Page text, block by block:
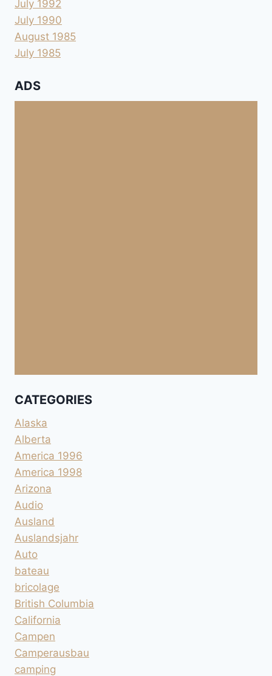
July 1992
July 1990
August 1985
July 1985
ADS
CATEGORIES
Alaska
Alberta
America 1996
America 1998
Arizona
Audio
Ausland
Auslandsjahr
Auto
bateau
bricolage
British Columbia
California
Campen
Camperausbau
camping